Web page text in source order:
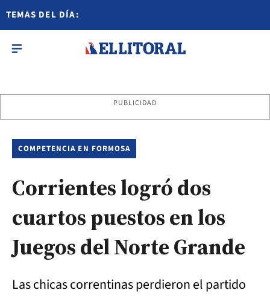
TEMAS DEL DÍA:
PUBLICIDAD
COMPETENCIA EN FORMOSA
Corrientes logró dos
cuartos puestos en los
Juegos del Norte Grande
Las chicas correntinas perdieron el partido